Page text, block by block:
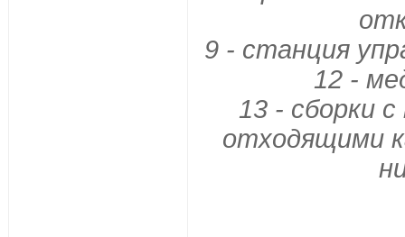
9 - станция
12 -
13 - сборки
отходящими